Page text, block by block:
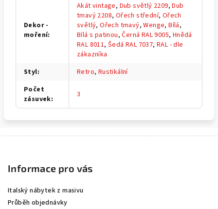
Dekor -
moření:
Akát vintage, Dub světlý 2209,Dub
tmavý 2208, Ořech střední, Ořech
světlý,Ořech tmavý,Wenge,Bílá,
Bílá s patinou,Černá RAL 9005, Hnědá
RAL 8011,Šedá RAL 7037,RAL - dle
zákazníka
Styl: Retro, Rustikální
Počet
zásuvek: 3
Informace pro vás
Italský nábytek z masivu
Průběh objednávky